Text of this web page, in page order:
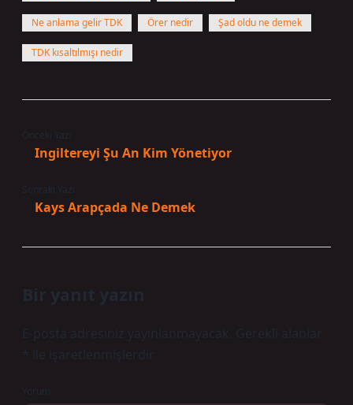
Ne anlama gelir TDK Örer nedir Şad oldu ne demek
TDK kısaltılmışı nedir
Ingiltereyi Şu An Kim Yönetiyor
Kays Arapçada Ne Demek
Bir yanıt yazın
E-posta adresiniz yayınlanmayacak.
Gerekli alanlar
ile işaretlenmişlerdir